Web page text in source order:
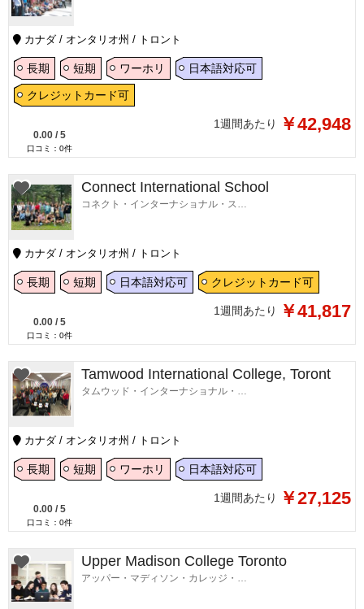
カナダ / オンタリオ州 / トロント
長期 短期 ワーホリ 日本語対応可
クレジットカード可
0.00 / 5
口コミ： 0件
1週間あたり ￥42,948
Connect International School
コネクト・インターナショナル・スクール
カナダ / オンタリオ州 / トロント
長期 短期 日本語対応可 クレジットカード可
0.00 / 5
口コミ： 0件
1週間あたり ￥41,817
Tamwood International College, Toront
タムウッド・インターナショナル・カレッジ・トロント校
カナダ / オンタリオ州 / トロント
長期 短期 ワーホリ 日本語対応可
0.00 / 5
口コミ： 0件
1週間あたり ￥27,125
Upper Madison College Toronto
アッパー・マディソン・カレッジ・トロント